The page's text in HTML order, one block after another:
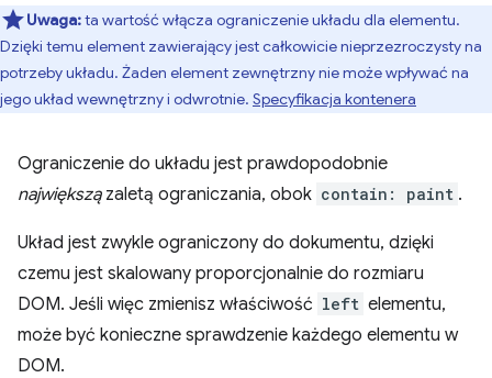
Uwaga:ta wartość włącza ograniczenie układu dla elementu.
Dzięki temu element zawierający jest całkowicie nieprzezroczysty na
potrzeby układu. Żaden element zewnętrzny nie może wpływać na
jego układ wewnętrzny i odwrotnie. Specyfikacja kontenera
Ograniczenie do układu jest prawdopodobnie
największązaletą ograniczania, obok contain: paint .
Układ jest zwykle ograniczony do dokumentu, dzięki
czemu jest skalowany proporcjonalnie do rozmiaru
DOM. Jeśli więc zmienisz właściwość left elementu,
może być konieczne sprawdzenie każdego elementu w
DOM.